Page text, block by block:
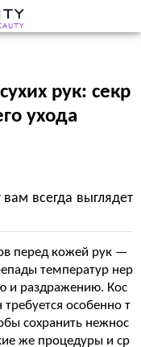
рук: секр
ухода
всегда выглядет
перед кожей рук —
температур нер
и раздражению. Кос
особенно т
сохранить нежнос
же процедуры и ср